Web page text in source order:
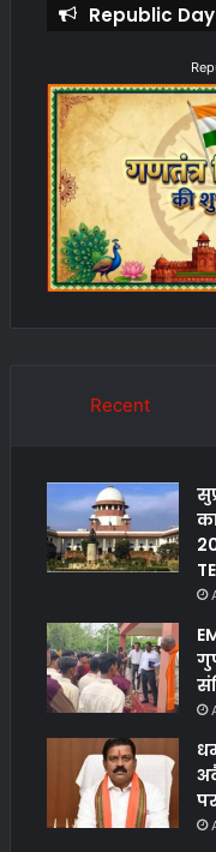
Republic Day
Recent